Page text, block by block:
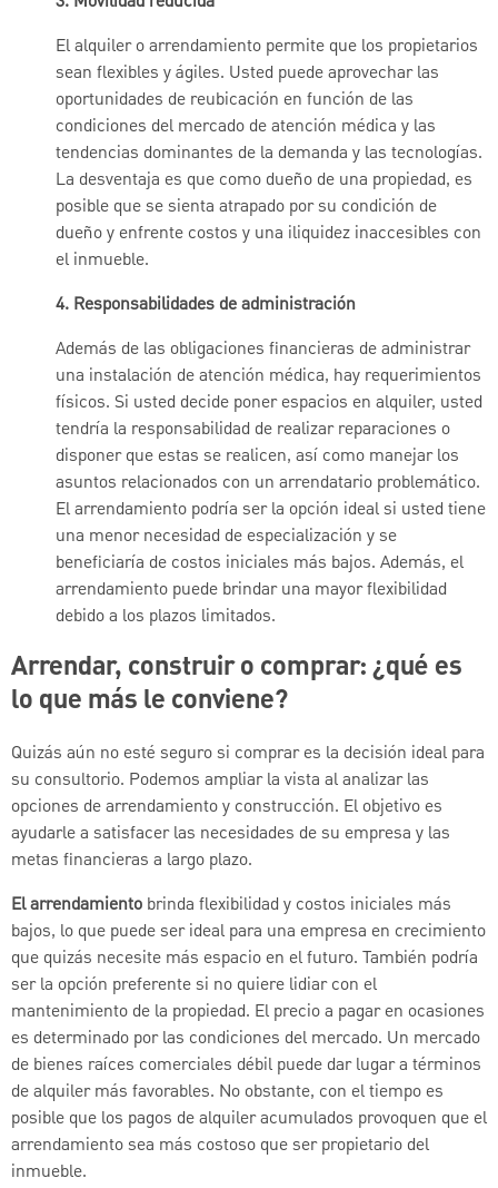
El alquiler o arrendamiento permite que los propietarios
sean flexibles y ágiles. Usted puede aprovechar las
oportunidades de reubicación en función de las
condiciones del mercado de atención médica y las
tendencias dominantes de la demanda y las tecnologías.
La desventaja es que como dueño de una propiedad, es
posible que se sienta atrapado por su condición de
dueño y enfrente costos y una iliquidez inaccesibles con
el inmueble.
4. Responsabilidades de administración
Además de las obligaciones financieras de administrar
una instalación de atención médica, hay requerimientos
físicos. Si usted decide poner espacios en alquiler, usted
tendría la responsabilidad de realizar reparaciones o
disponer que estas se realicen, así como manejar los
asuntos relacionados con un arrendatario problemático.
El arrendamiento podría ser la opción ideal si usted tiene
una menor necesidad de especialización y se
beneficiaría de costos iniciales más bajos. Además, el
arrendamiento puede brindar una mayor flexibilidad
debido a los plazos limitados.
Arrendar, construir o comprar: ¿qué es
lo que más le conviene?
Quizás aún no esté seguro si comprar es la decisión ideal para
su consultorio. Podemos ampliar la vista al analizar las
opciones de arrendamiento y construcción. El objetivo es
ayudarle a satisfacer las necesidades de su empresa y las
metas financieras a largo plazo.
El arrendamiento brinda flexibilidad y costos iniciales más
bajos, lo que puede ser ideal para una empresa en crecimiento
que quizás necesite más espacio en el futuro. También podría
ser la opción preferente si no quiere lidiar con el
mantenimiento de la propiedad. El precio a pagar en ocasiones
es determinado por las condiciones del mercado. Un mercado
de bienes raíces comerciales débil puede dar lugar a términos
de alquiler más favorables. No obstante, con el tiempo es
posible que los pagos de alquiler acumulados provoquen que el
arrendamiento sea más costoso que ser propietario del
inmueble.